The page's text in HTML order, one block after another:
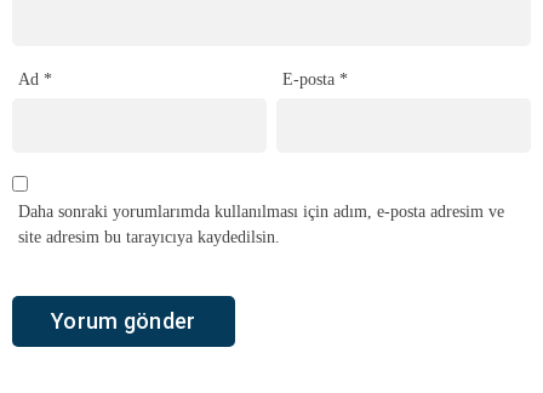
Ad * E-posta *
Daha sonraki yorumlarımda kullanılması için adım, e-posta adresim ve
site adresim bu tarayıcıya kaydedilsin.